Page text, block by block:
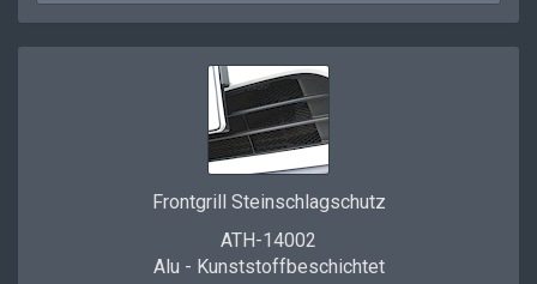
Frontgrill Steinschlagschutz
ATH-14002
Alu - Kunststoffbeschichtet